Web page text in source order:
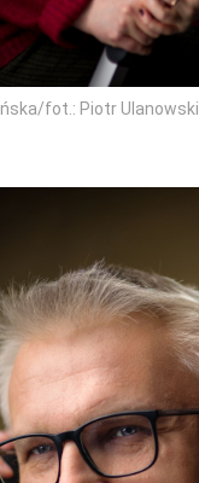
fot.: Piotr Ulanowski